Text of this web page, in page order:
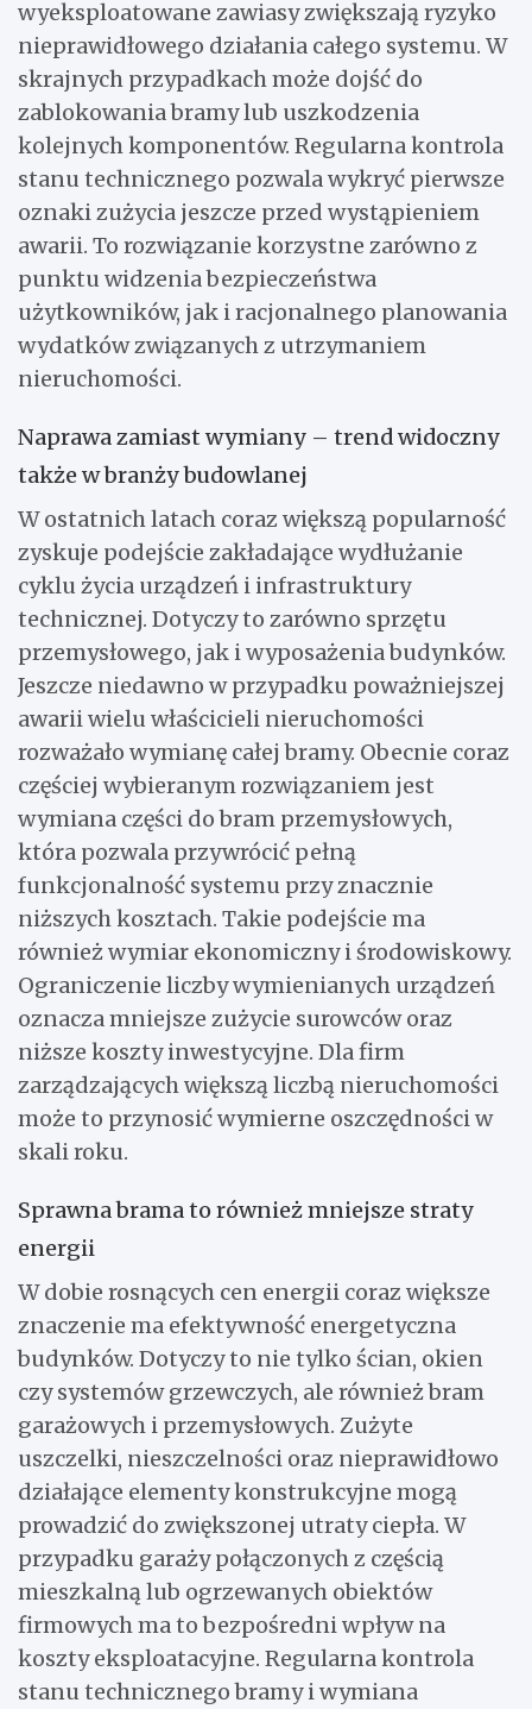
wyeksploatowane zawiasy zwiększają ryzyko
nieprawidłowego działania całego systemu. W
skrajnych przypadkach może dojść do
zablokowania bramy lub uszkodzenia
kolejnych komponentów. Regularna kontrola
stanu technicznego pozwala wykryć pierwsze
oznaki zużycia jeszcze przed wystąpieniem
awarii. To rozwiązanie korzystne zarówno z
punktu widzenia bezpieczeństwa
użytkowników, jak i racjonalnego planowania
wydatków związanych z utrzymaniem
nieruchomości.
Naprawa zamiast wymiany – trend widoczny
także w branży budowlanej
W ostatnich latach coraz większą popularność
zyskuje podejście zakładające wydłużanie
cyklu życia urządzeń i infrastruktury
technicznej. Dotyczy to zarówno sprzętu
przemysłowego, jak i wyposażenia budynków.
Jeszcze niedawno w przypadku poważniejszej
awarii wielu właścicieli nieruchomości
rozważało wymianę całej bramy. Obecnie coraz
częściej wybieranym rozwiązaniem jest
wymiana części do bram przemysłowych,
która pozwala przywrócić pełną
funkcjonalność systemu przy znacznie
niższych kosztach. Takie podejście ma
również wymiar ekonomiczny i środowiskowy.
Ograniczenie liczby wymienianych urządzeń
oznacza mniejsze zużycie surowców oraz
niższe koszty inwestycyjne. Dla firm
zarządzających większą liczbą nieruchomości
może to przynosić wymierne oszczędności w
skali roku.
Sprawna brama to również mniejsze straty
energii
W dobie rosnących cen energii coraz większe
znaczenie ma efektywność energetyczna
budynków. Dotyczy to nie tylko ścian, okien
czy systemów grzewczych, ale również bram
garażowych i przemysłowych. Zużyte
uszczelki, nieszczelności oraz nieprawidłowo
działające elementy konstrukcyjne mogą
prowadzić do zwiększonej utraty ciepła. W
przypadku garaży połączonych z częścią
mieszkalną lub ogrzewanych obiektów
firmowych ma to bezpośredni wpływ na
koszty eksploatacyjne. Regularna kontrola
stanu technicznego bramy i wymiana